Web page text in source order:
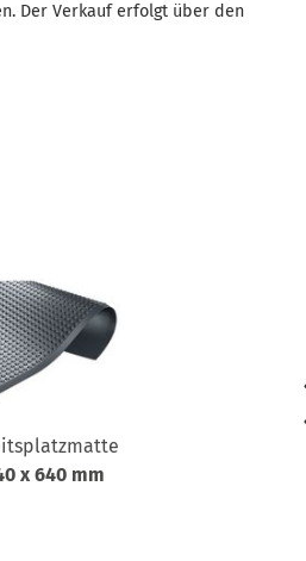
Der Verkauf erfolgt über den
x 640 mm